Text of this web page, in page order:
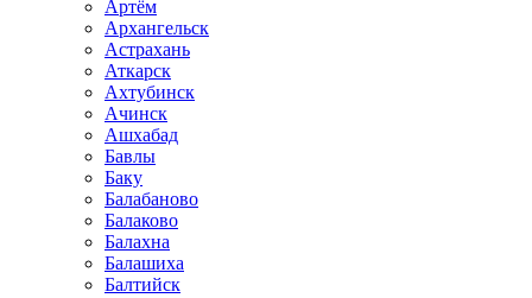
Артём
Архангельск
Астрахань
Аткарск
Ахтубинск
Ачинск
Ашхабад
Бавлы
Баку
Балабаново
Балаково
Балахна
Балашиха
Балтийск